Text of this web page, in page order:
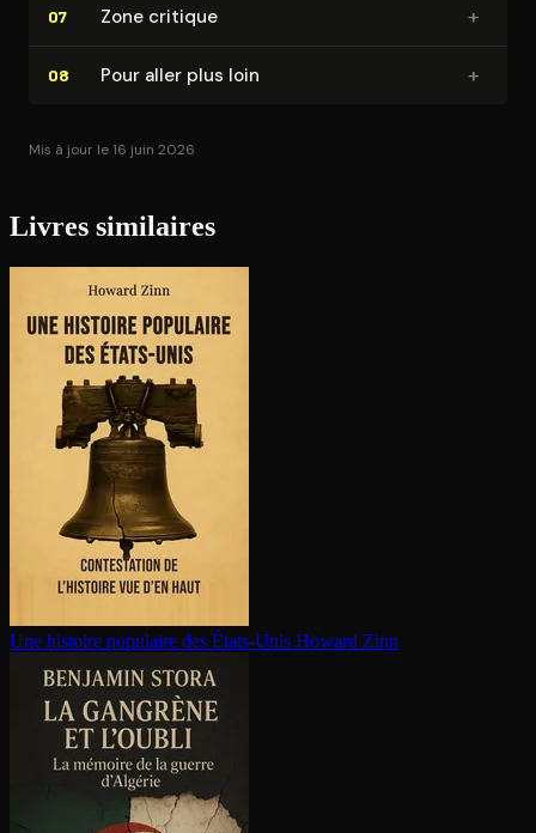
07 Zone critique +
08 Pour aller plus loin +
Mis à jour le 16 juin 2026
Livres similaires
Une histoire populaire des États-Unis Howard Zinn